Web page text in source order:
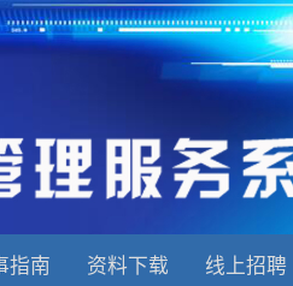
指南 资料下载 线上招聘